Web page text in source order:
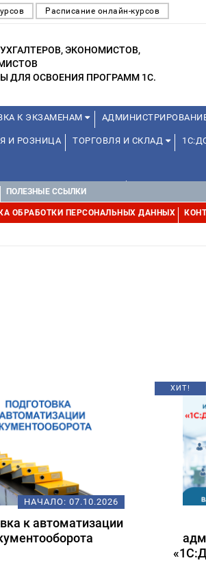
Расписание онлайн-курсов
ЭКОНОМИСТОВ,
ДЛЯ ОСВОЕНИЯ ПРОГРАММ 1С.
К ЭКЗАМЕНАМ
И РОЗНИЦА ТОРГОВЛЯ И СКЛАД
ХОЛДИНГОМ
ПОЛЕЗНЫЕ ССЫЛКИ
ОБРАБОТКИ ПЕРСОНАЛЬНЫХ ДАННЫХ
НАЧАЛО: 07.10.2026
к автоматизации
ХИТ!